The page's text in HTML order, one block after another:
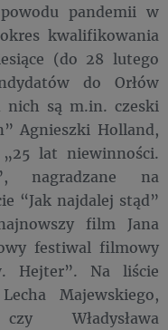
pandemii w
kwalifikowania
(do 28 lutego
do Orłów
nich są m.in. czeski
Agnieszki Holland,
lat niewinności.
nagradzane na
“Jak najdalej stąd”
film Jana
festiwal filmowy
Hejter”. Na liście
Majewskiego,
Władysława